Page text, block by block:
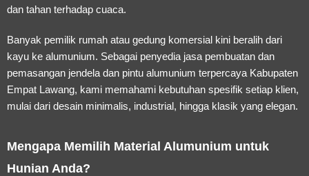
dan tahan terhadap cuaca.
Banyak pemilik rumah atau gedung komersial kini beralih dari
kayu ke alumunium. Sebagai penyedia jasa pembuatan dan
pemasangan jendela dan pintu alumunium terpercaya Kabupaten
Empat Lawang, kami memahami kebutuhan spesifik setiap klien,
mulai dari desain minimalis, industrial, hingga klasik yang elegan.
Mengapa Memilih Material Alumunium untuk
Hunian Anda?